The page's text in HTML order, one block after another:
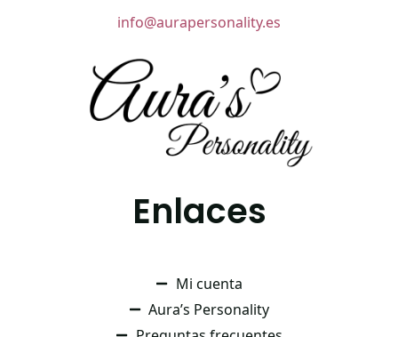
info@aurapersonality.es
Enlaces
Mi cuenta
Aura’s Personality